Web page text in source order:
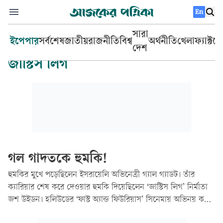
En
ইপেপারসর্বশেষজাতীয়রাজনীতিবিশ্ব
সারা
দেশ
অর্থনীতিখেলা
জাস্টিস লিগ
গল গাদতকে হুমকি!
হুমকির মুখে পড়েছিলেন ইসরায়েলি অভিনেত্রী গ্যাল গ্যাডট। তাঁর
ক্যারিয়ার শেষ করে দেওয়ার হুমকি দিয়েছিলেন ‘জাস্টিস লিগ’ নির্মাতা
জশ উইডন। হলিউডের ‘ফাস্ট অ্যান্ড ফিউরিয়াস’ সিনেমায় অভিনয় করে